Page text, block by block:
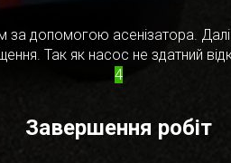
допомогою асенізатора.
Так як насос не здатний
4
Завершення робіт